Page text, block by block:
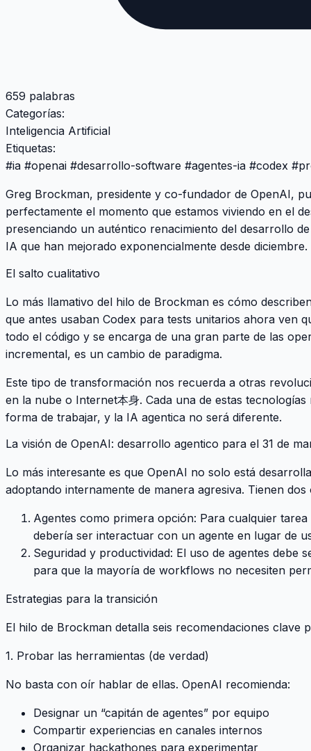
659 palabras
Categorías:
Inteligencia Artificial
Etiquetas:
#ia #openai #desarrollo-software #agentes-ia #codex #
Greg Brockman, presidente y co-fundador de OpenAI,
perfectamente el momento que estamos viviendo en el
presenciando un auténtico renacimiento del desarrollo
IA que han mejorado exponencialmente desde diciembre.
El salto cualitativo
Lo más llamativo del hilo de Brockman es cómo
que antes usaban Codex para tests unitarios ahora ven
todo el código y se encarga de una gran parte de las
incremental, es un cambio de paradigma.
Este tipo de transformación nos recuerda a otras
en la nube o Internet本身. Cada una de estas
forma de trabajar, y la IA agentica no será diferente.
La visión de OpenAI: desarrollo agentico para el 31 de
Lo más interesante es que OpenAI no solo está
adoptando internamente de manera agresiva. Tienen
Agentes como primera opción: Para cualquier
debería ser interactuar con un agente en lugar de
Seguridad y productividad: El uso de agentes debe
para que la mayoría de workflows no necesiten
Estrategias para la transición
El hilo de Brockman detalla seis recomendaciones clave
1. Probar las herramientas (de verdad)
No basta con oír hablar de ellas. OpenAI recomienda:
Designar un “capitán de agentes” por equipo
Compartir experiencias en canales internos
Organizar hackathones para experimentar